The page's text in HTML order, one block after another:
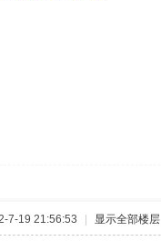
7-19 21:56:53 显示全部楼层